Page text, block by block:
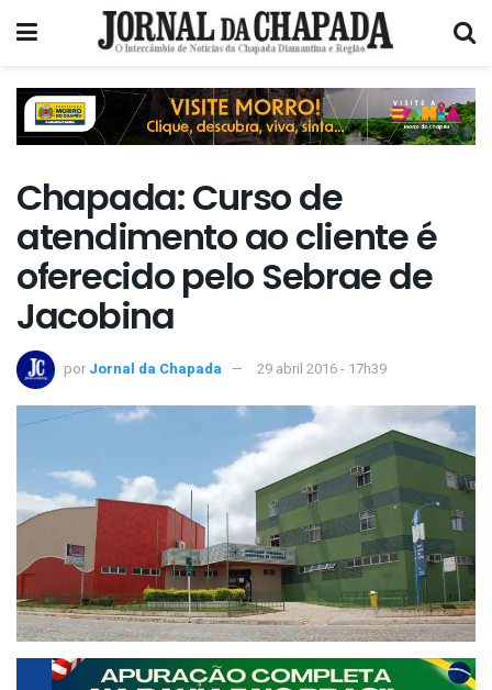
Chapada: Curso de
atendimento ao cliente é
oferecido pelo Sebrae de
Jacobina
por Jornal da Chapada 29 abril 2016 - 17h39